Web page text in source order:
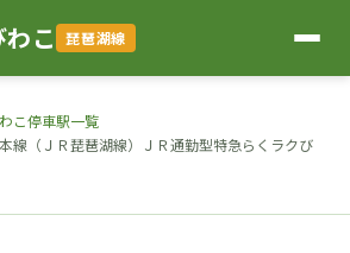
わこ 琵琶湖線
こ停車駅一覧
線（ＪＲ琵琶湖線）ＪＲ通勤型特急らくラクび